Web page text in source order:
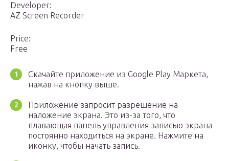
Developer:
AZ Screen Recorder
Price:
Free
Скачайте приложение из Google Play Маркета,
нажав на кнопку выше.
Приложение запросит разрешение на
наложение экрана. Это из-за того, что
плавающая панель управления записью экрана
постоянно находиться на экране. Нажмите на
иконку, чтобы начать запись.